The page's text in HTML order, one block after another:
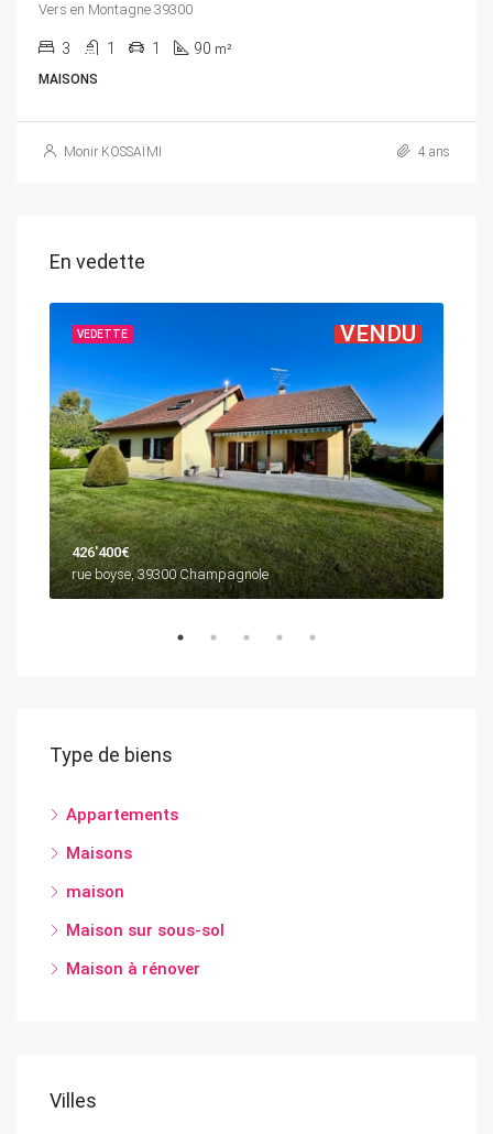
Vers en Montagne 39300
3 1 1 90 m²
MAISONS
Monir KOSSAÏMI 4 ans
En vedette
VENDU
VEDETTE
426'400€
rue boyse, 39300 Champagnole
Type de biens
Appartements
Maisons
maison
Maison sur sous-sol
Maison à rénover
Villes